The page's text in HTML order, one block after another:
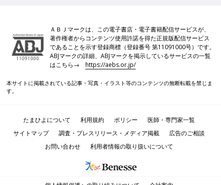
ＡＢＪマークは、この電子書店・電子書籍配信サービスが、
著作権者からコンテンツ使用許諾を得た正規版配信サービス
であることを示す登録商標（登録番号 第11091000号）です。
ABJマークの詳細、ABJマークを掲示しているサービスの一覧
はこちら→https://aebs.or.jp/
本サイトに掲載されている記事・写真・イラスト等のコンテンツの無断転載を禁じま
す。
たまひよについて 利用規約 ポリシー
医師・専門家一覧
サイトマップ
調査・プレスリリース・メディア掲載
広告のご相談
お問い合わせ
利用者情報の取り扱いについて